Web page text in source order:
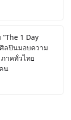
1 Day
ลปินมอบความ
าคทั่วไทย
น